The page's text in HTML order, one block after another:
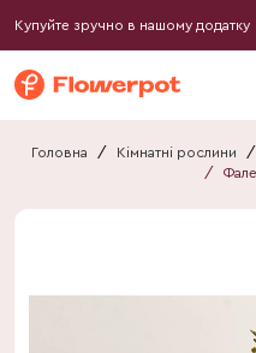
Купуйте зручно в нашому додатку
Головна / Кімнатні рослини /
/